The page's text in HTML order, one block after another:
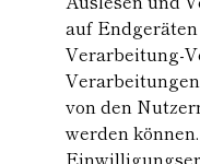
auf
Verarbeitung-
von den
werden